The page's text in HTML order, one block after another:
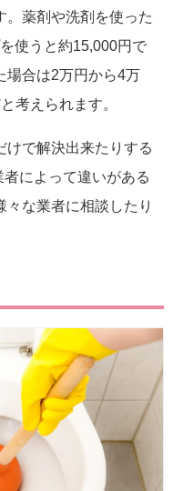
。薬剤や洗剤を使った
使うと約15,000円で
場合は2万円から4万
考えられます。
けで解決出来たりする
によって違いがある
な業者に相談したり